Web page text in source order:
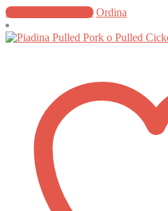
Aggiungi al carrello Ordina